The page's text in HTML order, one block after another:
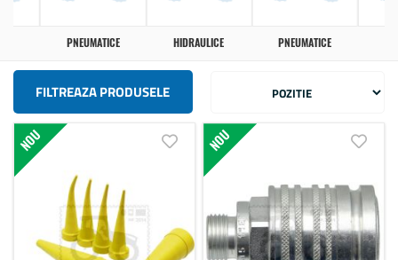
PNEUMATICE HIDRAULICE PNEUMATICE
NOU Adauga in lista de dorinte
NOU
FILTREAZA PRODUSELE